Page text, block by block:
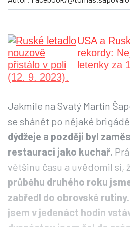
USA a
rekordy:
letenky za
Jakmile na Svatý Martin
se shánět po nějaké
dýdžeje a později byl
restauraci jako kuchař.
většinu času a uvědomil si,
průběhu druhého roku
zabředl do obrovské
jsem v jedenáct hodin